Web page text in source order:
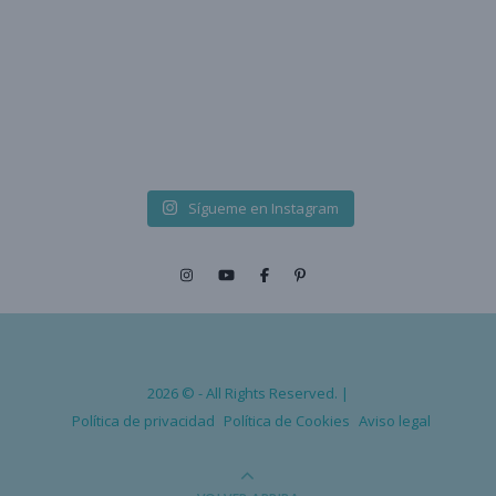
Sígueme en Instagram
2026 © - All Rights Reserved. |
Política de privacidad Política de Cookies Aviso legal